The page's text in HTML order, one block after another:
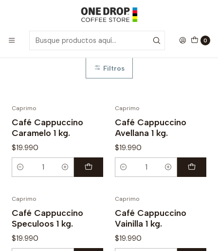
0
Inicio Caprimo
Caprimo
Filtros
Caprimo
Café Cappuccino
Caramelo 1 kg.
$19.990
Cantidad
Caprimo
Café Cappuccino
Avellana 1 kg.
$19.990
Cantidad
Caprimo
Café Cappuccino
Speculoos 1 kg.
$19.990
Caprimo
Café Cappuccino
Vainilla 1 kg.
$19.990